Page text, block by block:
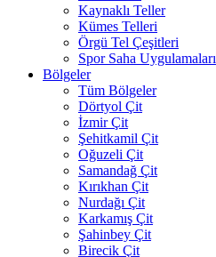
Kaynaklı Teller
Kümes Telleri
Örgü Tel Çeşitleri
Spor Saha Uygulamaları
Bölgeler
Tüm Bölgeler
Dörtyol Çit
İzmir Çit
Şehitkamil Çit
Oğuzeli Çit
Samandağ Çit
Kırıkhan Çit
Nurdağı Çit
Karkamış Çit
Şahinbey Çit
Birecik Çit